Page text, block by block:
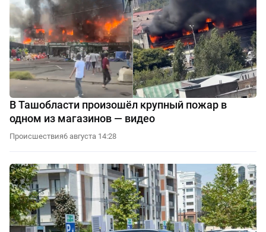
В Ташобласти произошёл крупный пожар в
одном из магазинов — видео
Происшествия6 августа 14:28